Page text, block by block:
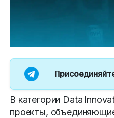
В категории Data
проекты,